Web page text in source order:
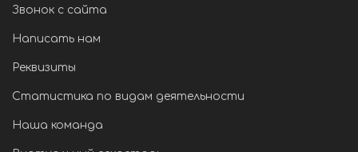
Звонок с сайта
Написать нам
Реквизиты
Статистика по видам деятельности
Наша команда